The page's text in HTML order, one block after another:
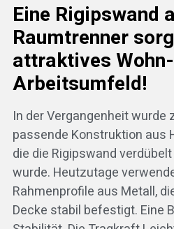
Eine Rigipswand
Raumtrenner
attraktives
Arbeitsumfeld!
In der Vergangenheit wurde
passende Konstruktion aus
die die Rigipswand
wurde. Heutzutage
Rahmenprofile aus Metall,
Decke stabil befestigt. Eine